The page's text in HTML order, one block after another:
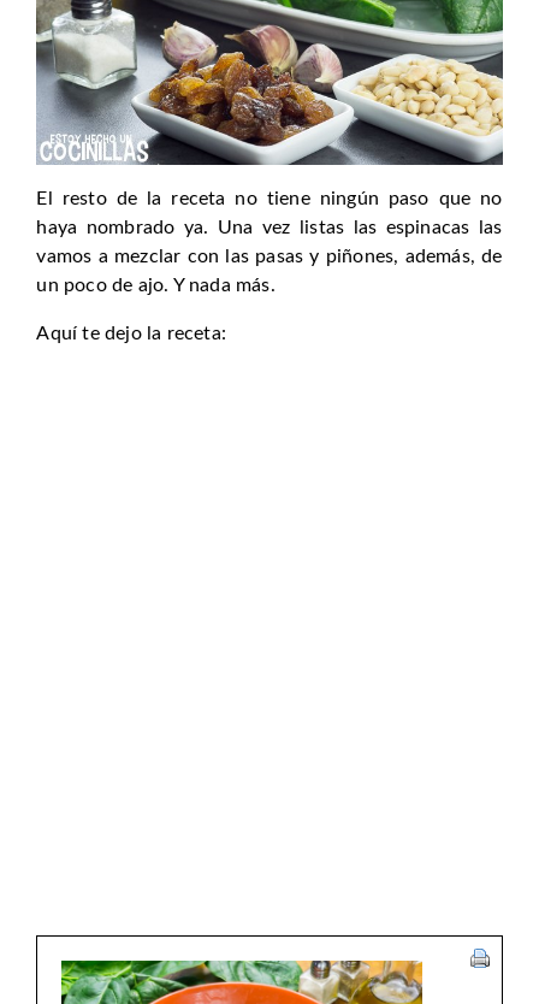
El resto de la receta no tiene ningún paso que no
haya nombrado ya. Una vez listas las espinacas las
vamos a mezclar con las pasas y piñones, además, de
un poco de ajo. Y nada más.
Aquí te dejo la receta: